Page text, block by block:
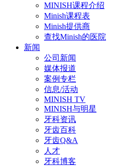
MINISH课程介绍
Minish课程表
Minish提供商
查找Minish的医院
新闻
公司新闻
媒体报道
案例专栏
信息/活动
MINISH TV
MINISH与明星
牙科资讯
牙齿百科
牙齿Q&A
人才
牙科博客